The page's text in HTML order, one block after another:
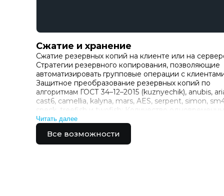
Сжатие и хранение
Сжатие резервных копий на клиенте или на
Стратегии резервного копирования, позволяющие
автоматизировать групповые операции с
Защитное преобразование резервных копий по
алгоритмам ГОСТ 34–12–2015 (kuznyechik), anubis,
cast6, camellia, kalyna, mars, AES, serpent, simon,
speck, treefish и twofish; Количество одновременных
сессий резервного копирования огран…
Читать далее
Все возможности